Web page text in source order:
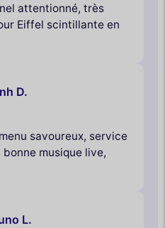
attentionné, très
Eiffel scintillante en
D.
savoureux, service
musique live,
L.